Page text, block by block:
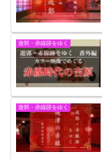
遊郭・赤線跡をゆく
遊郭・赤線跡をゆく